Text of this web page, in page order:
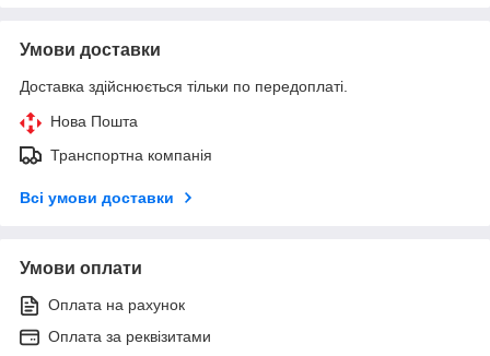
Умови доставки
Доставка здійснюється тільки по передоплаті.
Нова Пошта
Транспортна компанія
Всі умови доставки
Умови оплати
Оплата на рахунок
Оплата за реквізитами